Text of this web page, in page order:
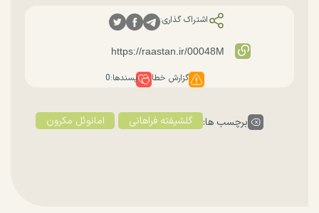
اشتراک گذاری:
گزارش خطا پسندها:0
برچسب ها: گلشیفته فراهانی امانوئل مکرون